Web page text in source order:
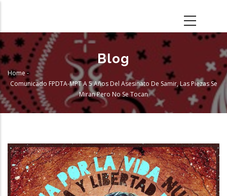
main
content
Blog
Breadcrumb
Home -
Comunicado FPDTA-MPT A 5 Años Del Asesinato De Samir, Las Piezas Se
Miran Pero No Se Tocan